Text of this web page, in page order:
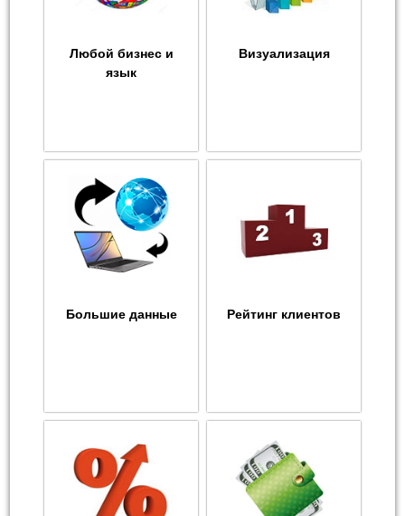
Любой бизнес и
язык
Визуализация
Большие данные Рейтинг клиентов